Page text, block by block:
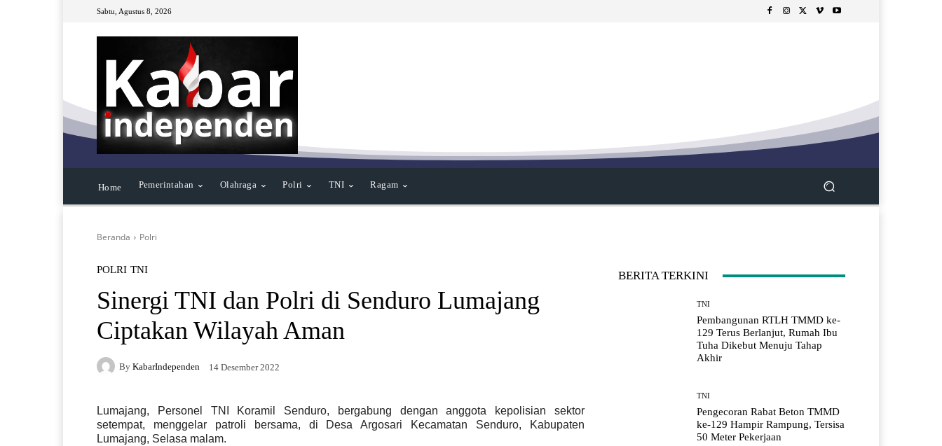
Sabtu, Agustus 8, 2026
Home Pemerintahan Olahraga Polri TNI Ragam
Beranda Polri
POLRI TNI
Sinergi TNI dan Polri di Senduro Lumajang
Ciptakan Wilayah Aman
By KabarIndependen 14 Desember 2022
Lumajang, Personel TNI Koramil Senduro, bergabung dengan anggota kepolisian sektor
setempat, menggelar patroli bersama, di Desa Argosari Kecamatan Senduro, Kabupaten
Lumajang, Selasa malam.
BERITA TERKINI
TNI
Pembangunan RTLH TMMD ke-
129 Terus Berlanjut, Rumah Ibu
Tuha Dikebut Menuju Tahap
Akhir
TNI
Pengecoran Rabat Beton TMMD
ke-129 Hampir Rampung, Tersisa
50 Meter Pekerjaan